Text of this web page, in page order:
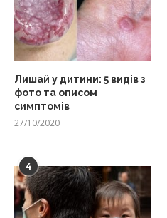
Лишай у дитини: 5 видів з
фото та описом
симптомів
27/10/2020
4